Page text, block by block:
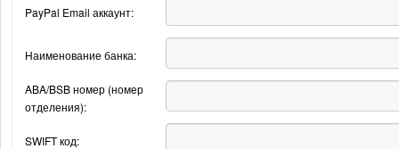
PayPal Email аккаунт:
Наименование банка:
ABA/BSB номер (номер
отделения):
SWIFT код: